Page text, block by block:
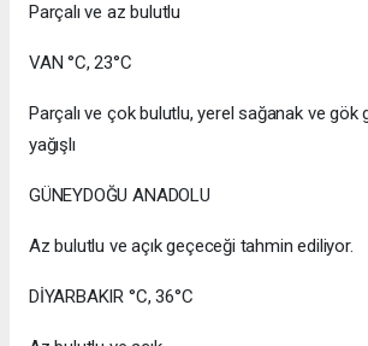
Parçalı ve az bulutlu
VAN °C, 23°C
Parçalı ve çok bulutlu, yerel sağanak ve gök
yağışlı
GÜNEYDOĞU ANADOLU
Az bulutlu ve açık geçeceği tahmin ediliyor.
DİYARBAKIR °C, 36°C